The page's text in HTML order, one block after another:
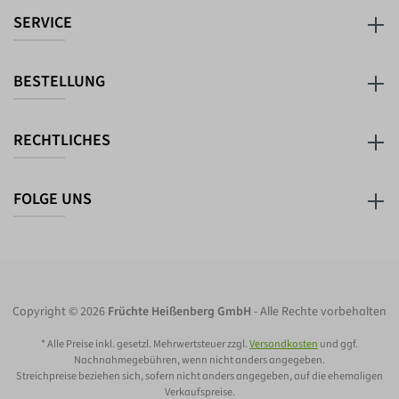
SERVICE
BESTELLUNG
RECHTLICHES
FOLGE UNS
Copyright © 2026 Früchte Heißenberg GmbH - Alle Rechte vorbehalten
* Alle Preise inkl. gesetzl. Mehrwertsteuer zzgl.Versandkosten und ggf.
Nachnahmegebühren, wenn nicht anders angegeben.
Streichpreise beziehen sich, sofern nicht anders angegeben, auf die ehemaligen
Verkaufspreise.